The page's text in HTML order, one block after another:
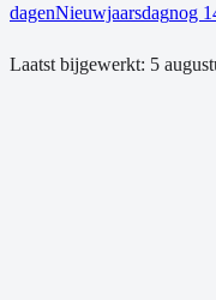
dagenNieuwjaarsdagnog
Laatst bijgewerkt: 5